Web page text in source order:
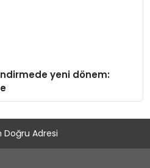
yeni dönem:
Doğru Adresi